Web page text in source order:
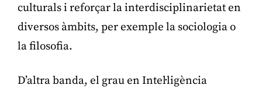
culturals i reforçar la interdisciplinarietat en
diversos àmbits, per exemple la sociologia o
la filosofia.
D’altra banda, el grau en Intel·ligència